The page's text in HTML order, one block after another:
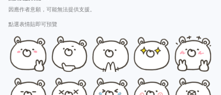
因應作者意願，可能無法提供支援。
點選表情貼即可預覽